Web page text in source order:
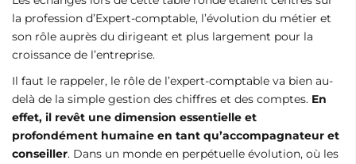
la profession d’Expert-comptable, l’évolution du métier et
son rôle auprès du dirigeant et plus largement pour la
croissance de l’entreprise.
Il faut le rappeler, le rôle de l’expert-comptable va bien au-
delà de la simple gestion des chiffres et des comptes. En
effet, il revêt une dimension essentielle et
profondément humaine en tant qu’accompagnateur et
conseiller. Dans un monde en perpétuelle évolution, où les